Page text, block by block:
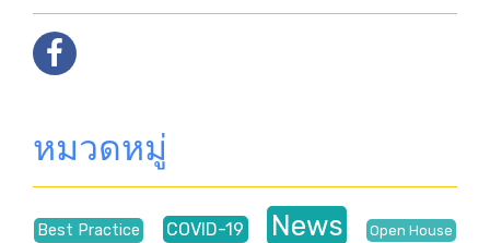
หมวดหมู่
Best Practice COVID-19 News Open House